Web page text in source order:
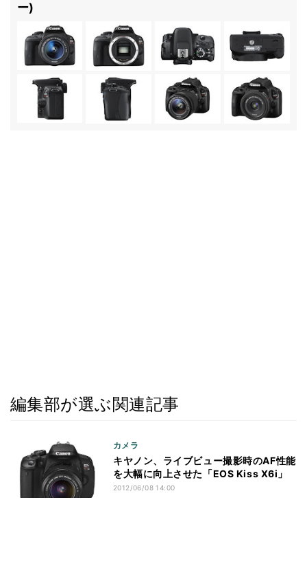
ー)
編集部が選ぶ関連記事
カメラ
キヤノン、ライブビュー撮影時のAF性能
を大幅に向上させた「EOS Kiss X6i」
2012/06/08 14:00